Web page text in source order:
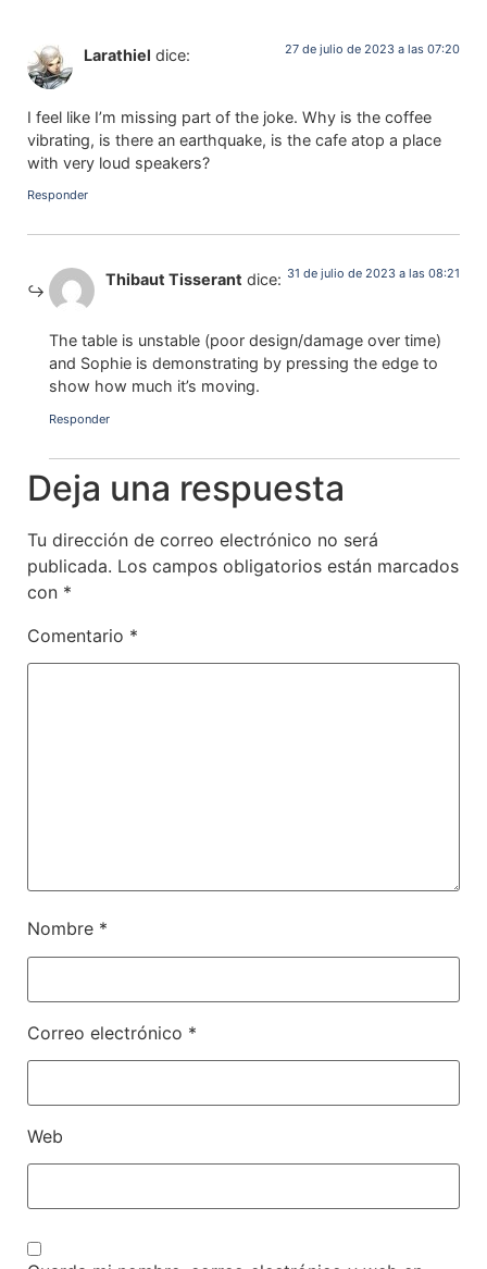
Larathiel dice: 27 de julio de 2023 a las 07:20
I feel like I’m missing part of the joke. Why is the coffee
vibrating, is there an earthquake, is the cafe atop a place
with very loud speakers?
Responder
Thibaut Tisserant dice: 31 de julio de 2023 a las 08:21
The table is unstable (poor design/damage over time)
and Sophie is demonstrating by pressing the edge to
show how much it’s moving.
Responder
Deja una respuesta
Tu dirección de correo electrónico no será
publicada. Los campos obligatorios están marcados
con *
Comentario *
Nombre *
Correo electrónico *
Web